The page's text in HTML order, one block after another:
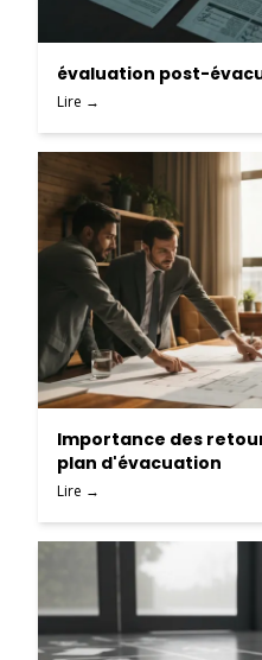
évaluation post-
Lire →
Importance des
plan d'évacuation
Lire →